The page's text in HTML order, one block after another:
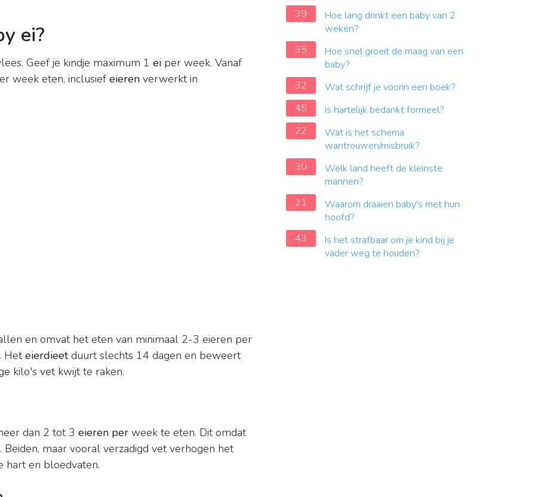
ei?
Geef je kindje maximum 1 ei per week. Vanaf
week eten, inclusief eieren verwerkt in
en omvat het eten van minimaal 2-3 eieren per
Heteierdieetduurt slechts 14 dagen en beweert
kilo's vet kwijt te raken.
dan 2 tot 3 eieren per week te eten. Dit omdat
maar vooral verzadigd vet verhogen het
hart en bloedvaten.
39
Hoe lang drinkt een baby van 2
weken?
35
Hoe snel groeit de maag van een
baby?
32
Wat schrijf je voorin een boek?
45
Is hartelijk bedankt formeel?
22
Wat is het schema
wantrouwen/misbruik?
30
Welk land heeft de kleinste
mannen?
21
Waarom draaien baby's met hun
hoofd?
43
Is het strafbaar om je kind bij je
vader weg te houden?